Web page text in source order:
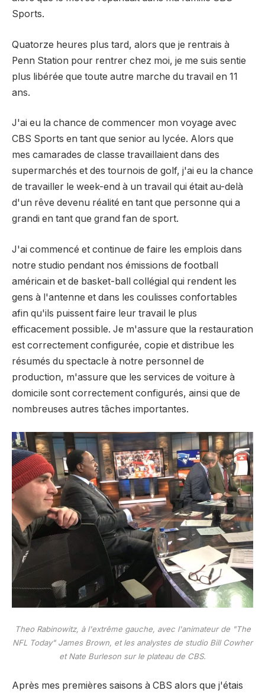
Sports.
Quatorze heures plus tard, alors que je rentrais à
Penn Station pour rentrer chez moi, je me suis sentie
plus libérée que toute autre marche du travail en 11
ans.
J'ai eu la chance de commencer mon voyage avec
CBS Sports en tant que senior au lycée. Alors que
mes camarades de classe travaillaient dans des
supermarchés et des tournois de golf, j'ai eu la chance
de travailler le week-end à un travail qui était au-delà
d'un rêve devenu réalité en tant que personne qui a
grandi en tant que grand fan de sport.
J'ai commencé et continue de faire les emplois dans
notre studio pendant nos émissions de football
américain et de basket-ball collégial qui rendent les
gens à l'antenne et dans les coulisses confortables
afin qu'ils puissent faire leur travail le plus
efficacement possible. Je m'assure que la restauration
est correctement configurée, copie et distribue les
résumés du spectacle à notre personnel de
production, m'assure que les services de voiture à
domicile sont correctement configurés, ainsi que de
nombreuses autres tâches importantes.
Theo Rabinowitz, à l'extrême gauche, avec l'animateur de "The
NFL Today" James Brown, et les analystes de studio Bill Cowher
et Nate Burleson sur le plateau de CBS.
Après mes premières saisons à CBS alors que j'étais